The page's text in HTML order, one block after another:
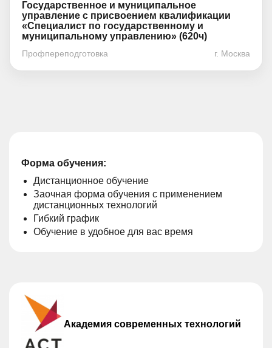
Государственное и муниципальное
управление с присвоением квалификации
«Специалист по государственному и
муниципальному управлению» (620ч)
Профпереподготовка г. Москва
Форма обучения:
Дистанционное обучение
Заочная форма обучения с применением
дистанционных технологий
Гибкий график
Обучение в удобное для вас время
Академия современных технологий